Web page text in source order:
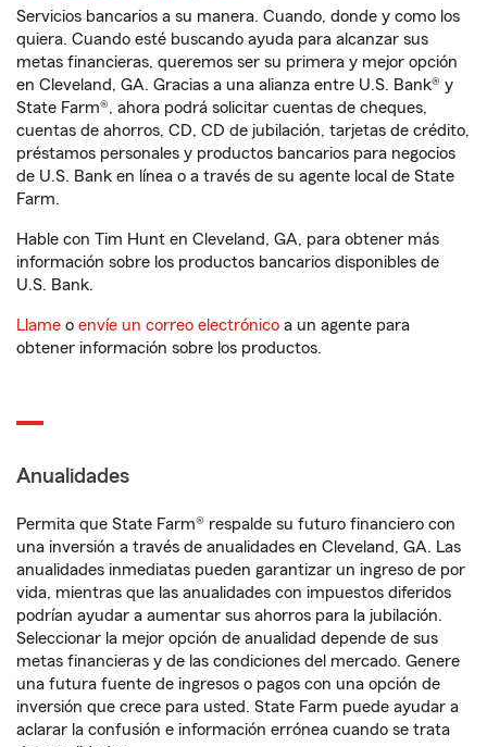
Servicios bancarios a su manera. Cuando, donde y como los
quiera. Cuando esté buscando ayuda para alcanzar sus
metas financieras, queremos ser su primera y mejor opción
en Cleveland, GA. Gracias a una alianza entre U.S. Bank® y
State Farm®, ahora podrá solicitar cuentas de cheques,
cuentas de ahorros, CD, CD de jubilación, tarjetas de crédito,
préstamos personales y productos bancarios para negocios
de U.S. Bank en línea o a través de su agente local de State
Farm.
Hable con Tim Hunt en Cleveland, GA, para obtener más
información sobre los productos bancarios disponibles de
U.S. Bank.
Llame o envíe un correo electrónico a un agente para
obtener información sobre los productos.
Anualidades
Permita que State Farm® respalde su futuro financiero con
una inversión a través de anualidades en Cleveland, GA. Las
anualidades inmediatas pueden garantizar un ingreso de por
vida, mientras que las anualidades con impuestos diferidos
podrían ayudar a aumentar sus ahorros para la jubilación.
Seleccionar la mejor opción de anualidad depende de sus
metas financieras y de las condiciones del mercado. Genere
una futura fuente de ingresos o pagos con una opción de
inversión que crece para usted. State Farm puede ayudar a
aclarar la confusión e información errónea cuando se trata